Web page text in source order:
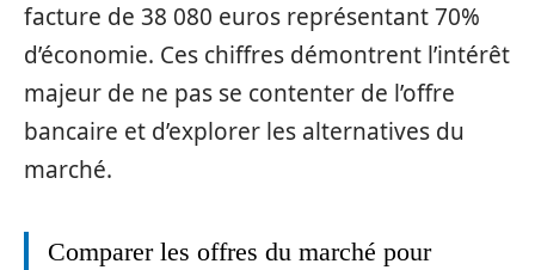
facture de 38 080 euros représentant 70%
d’économie. Ces chiffres démontrent l’intérêt
majeur de ne pas se contenter de l’offre
bancaire et d’explorer les alternatives du
marché.
Comparer les offres du marché pour